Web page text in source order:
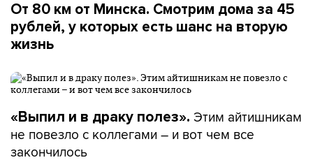
От 80 км от Минска. Смотрим дома за 45
рублей, у которых есть шанс на вторую
жизнь
«Выпил и в драку полез». Этим айтишникам
не повезло с коллегами – и вот чем все
закончилось